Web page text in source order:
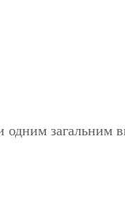
одним загальним